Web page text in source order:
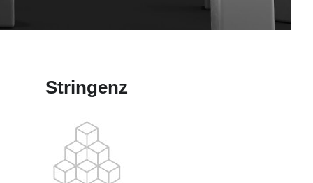
Stringenz